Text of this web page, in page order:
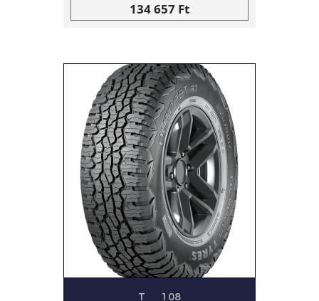
134 657 Ft
T 108